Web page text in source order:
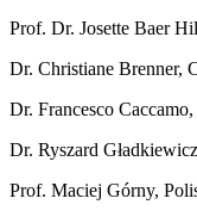
Prof. Dr. Josette Baer
Dr. Christiane Brenner,
Dr. Francesco
Dr. Ryszard
Prof. Maciej Górny,